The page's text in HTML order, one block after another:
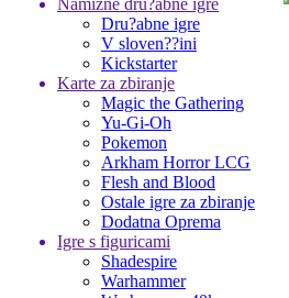
Namizne dru?abne igre
Dru?abne igre
V sloven??ini
Kickstarter
Karte za zbiranje
Magic the Gathering
Yu-Gi-Oh
Pokemon
Arkham Horror LCG
Flesh and Blood
Ostale igre za zbiranje
Dodatna Oprema
Igre s figuricami
Shadespire
Warhammer